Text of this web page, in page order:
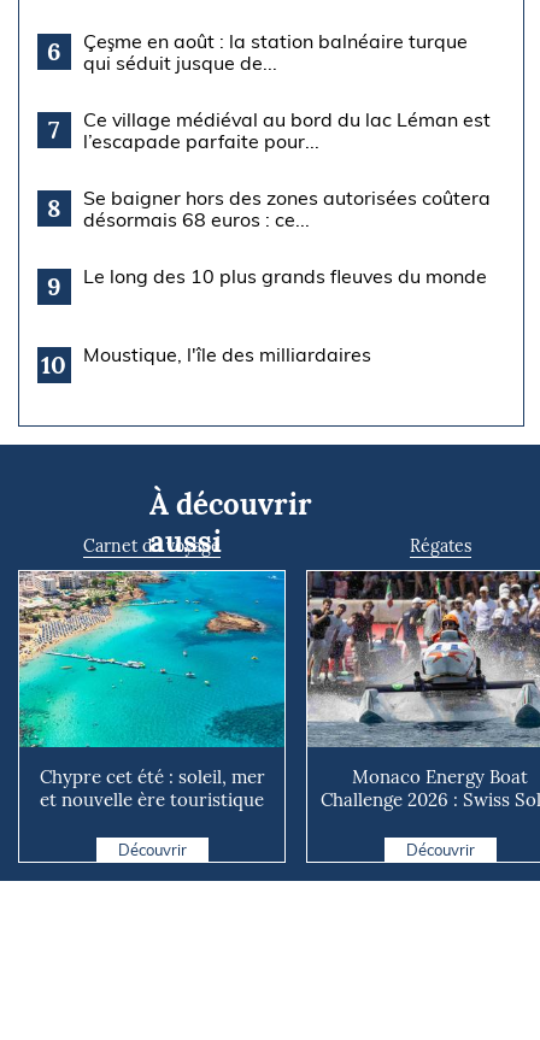
6
Çeşme en août : la station balnéaire turque
qui séduit jusque de...
7
Ce village médiéval au bord du lac Léman est
l’escapade parfaite pour...
8
Se baigner hors des zones autorisées coûtera
désormais 68 euros : ce...
9 Le long des 10 plus grands fleuves du monde
10 Moustique, l'île des milliardaires
À découvrir
aussi
Carnet de voyage
Chypre cet été : soleil, mer
et nouvelle ère touristique
Découvrir
Régates
Monaco Energy Boat
Challenge 2026 : Swiss
Découvrir